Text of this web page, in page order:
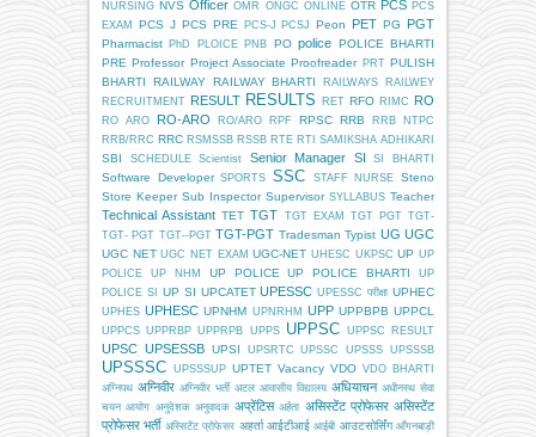
NURSING NVS Officer OMR ONGC ONLINE OTR PCS PCS
EXAM
PCS J PCS PRE PCS-J PCSJ Peon PET PG PGT
Pharmacist PhD PLOICE PNB PO police
POLICE BHARTI
PRE Professor Project Associate Proofreader PRT PULISH
BHARTI
RAILWAY RAILWAY BHARTI RAILWAYS
RAILWEY
RECRUITMENT RESULT RESULTS RET RFO RIMC RO
RO ARO RO-ARO RO/ARO RPF RPSC RRB
RRB NTPC
RRB/RRC RRC RSMSSB RSSB RTE RTI SAMIKSHA ADHIKARI
SBI SCHEDULE Scientist Senior Manager SI SI BHARTI
Software Developer SPORTS SSC STAFF NURSE
Steno
Store Keeper Sub Inspector Supervisor SYLLABUS Teacher
Technical Assistant TET TGT TGT EXAM TGT PGT TGT-
TGT- PGT TGT--PGT TGT-PGT Tradesman Typist UG UGC
UGC NET UGC NET EXAM UGC-NET UHESC UKPSC UP UP
POLICE
UP NHM UP POLICE UP POLICE BHARTI
UP
POLICE SI
UP SI UPCATET UPESSC UPESSC परीक्षा UPHEC
UPHES UPHESC UPNHM UPNRHM UPP UPPBPB UPPCL
UPPCS UPPRBP UPPRPB UPPS UPPSC UPPSC RESULT
UPSC UPSESSB UPSI UPSRTC UPSSC UPSSS UPSSSB
UPSSSC UPSSSUP UPTET Vacancy VDO VDO BHARTI
अग्निपथ अग्निवीर अग्निवीर भर्ती अटल आवासीय विद्यालय अधियाचन अधीनस्थ सेवा
चयन आयोग अनुदेशक अनुवादक अप्रेंटिस अर्हता असिस्टेंट प्रोफेसर असिस्टेंट
प्रोफेसर भर्ती अस्सिटेंट प्रोफेसर अहर्ता आईटीआई आईबी आउटसोर्सिंग आँगनबाड़ी